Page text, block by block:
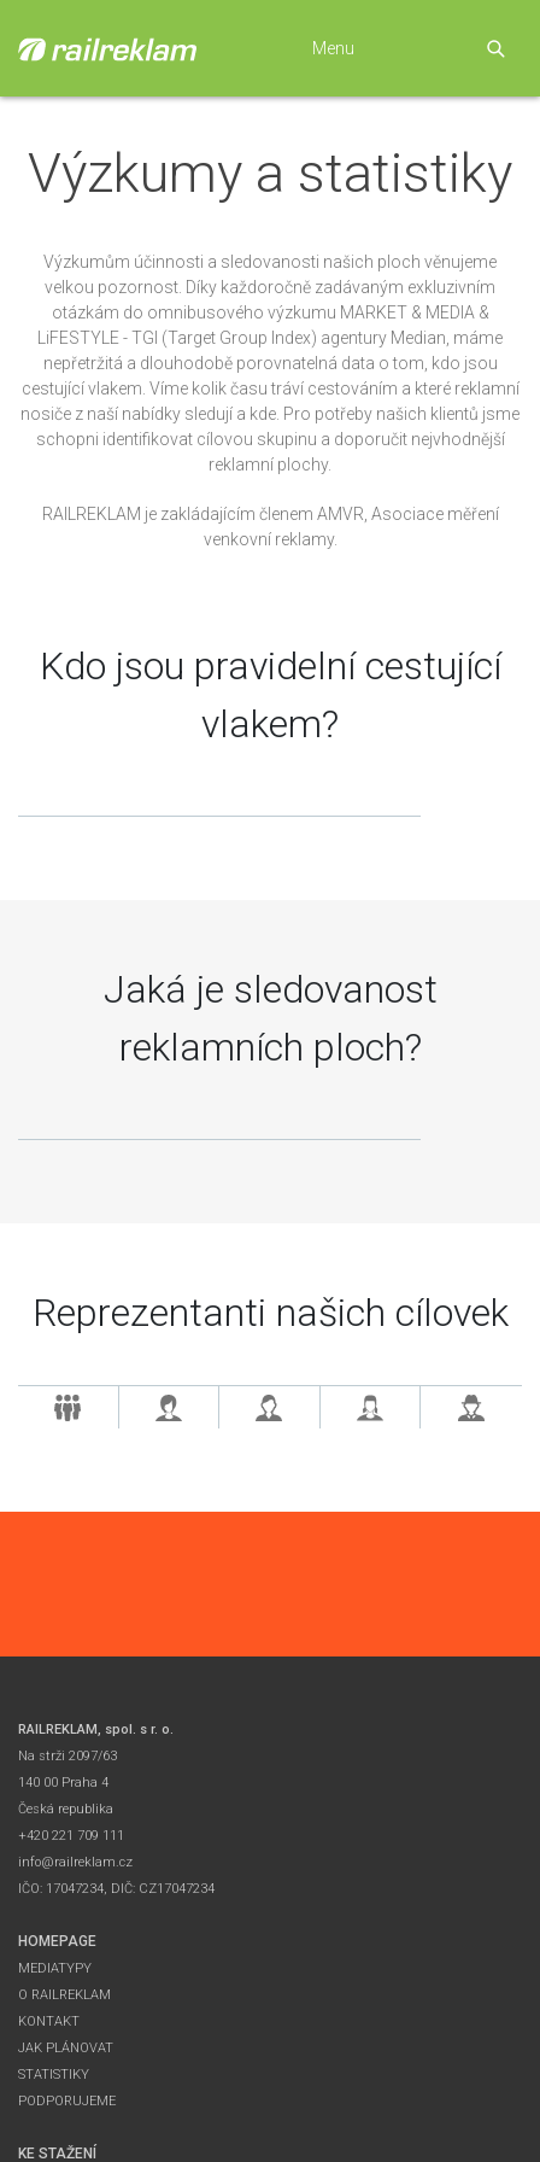
Menu
Výzkumy a statistiky
Výzkumům účinnosti a sledovanosti našich ploch věnujeme
velkou pozornost. Díky každoročně zadávaným exkluzivním
otázkám do omnibusového výzkumu MARKET & MEDIA &
LiFESTYLE - TGI (Target Group Index) agentury Median, máme
nepřetržitá a dlouhodobě porovnatelná data o tom, kdo jsou
cestující vlakem. Víme kolik času tráví cestováním a které reklamní
nosiče z naší nabídky sledují a kde. Pro potřeby našich klientů jsme
schopni identifikovat cílovou skupinu a doporučit nejvhodnější
reklamní plochy.
RAILREKLAM je zakládajícím členem AMVR, Asociace měření
venkovní reklamy.
Kdo jsou pravidelní cestující
vlakem?
Jaká je sledovanost
reklamních ploch?
Reprezentanti našich cílovek
RAILREKLAM, spol. s r. o.
Na strži 2097/63
140 00 Praha 4
Česká republika
+420 221 709 111
info@railreklam.cz
IČO: 17047234, DIČ: CZ17047234
HOMEPAGE
MEDIATYPY
O RAILREKLAM
KONTAKT
JAK PLÁNOVAT
STATISTIKY
PODPORUJEME
KE STAŽENÍ